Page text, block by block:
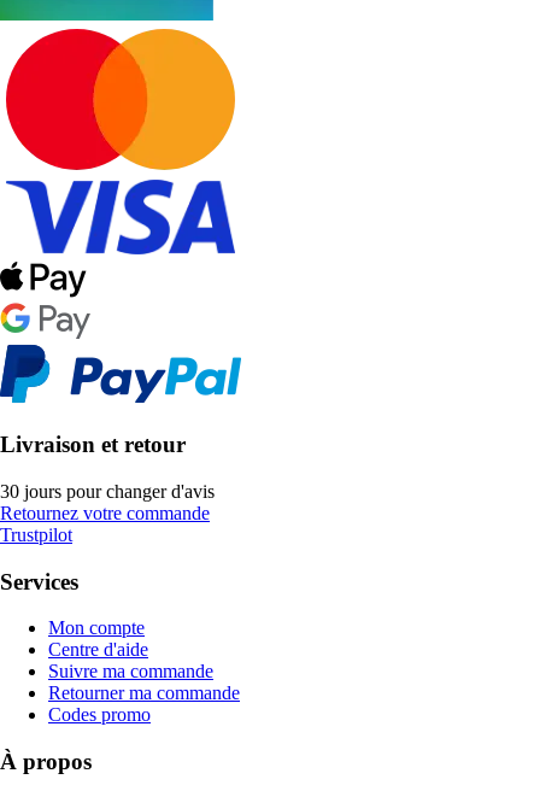
Livraison et retour
30 jours pour changer d'avis
Retournez votre commande
Trustpilot
Services
Mon compte
Centre d'aide
Suivre ma commande
Retourner ma commande
Codes promo
À propos